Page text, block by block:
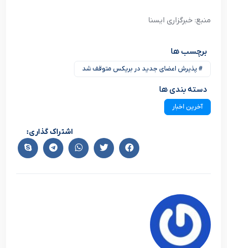
منبع: خبرگزاری ایسنا
برچسب ها
# پذیرش اعضای جدید در بریکس متوقف شد
دسته بندی ها
آخرین اخبار
اشتراک گذاری: